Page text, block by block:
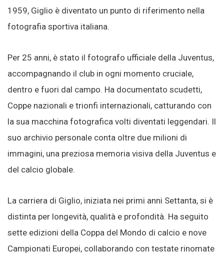
1959, Giglio è diventato un punto di riferimento nella
fotografia sportiva italiana.
Per 25 anni, è stato il fotografo ufficiale della Juventus,
accompagnando il club in ogni momento cruciale,
dentro e fuori dal campo. Ha documentato scudetti,
Coppe nazionali e trionfi internazionali, catturando con
la sua macchina fotografica volti diventati leggendari. Il
suo archivio personale conta oltre due milioni di
immagini, una preziosa memoria visiva della Juventus e
del calcio globale.
La carriera di Giglio, iniziata nei primi anni Settanta, si è
distinta per longevità, qualità e profondità. Ha seguito
sette edizioni della Coppa del Mondo di calcio e nove
Campionati Europei, collaborando con testate rinomate